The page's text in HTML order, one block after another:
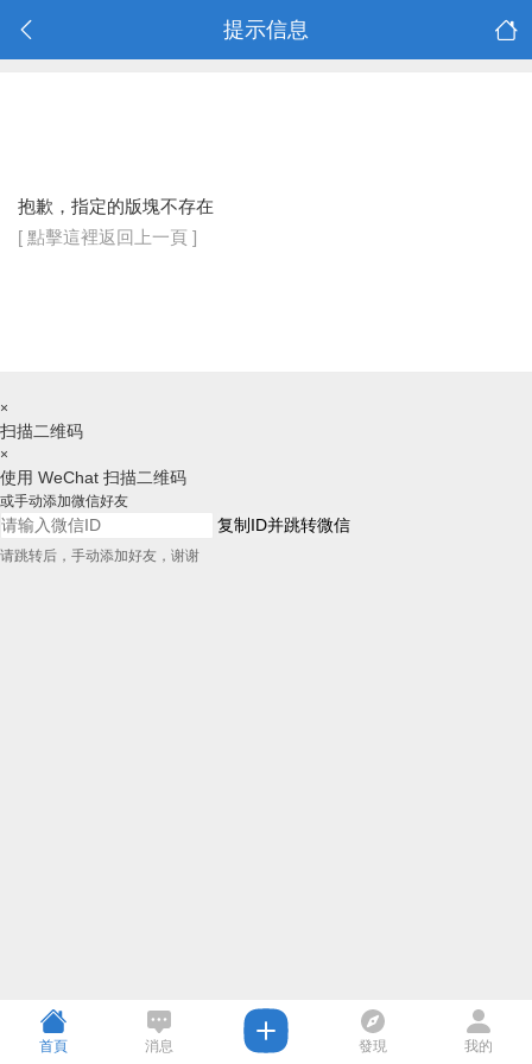
提示信息
抱歉，指定的版塊不存在
[ 點擊這裡返回上一頁 ]
×
扫描二维码
×
使用 WeChat 扫描二维码
或手动添加微信好友
复制ID并跳转微信
请跳转后，手动添加好友，谢谢
首頁 消息 發現 我的